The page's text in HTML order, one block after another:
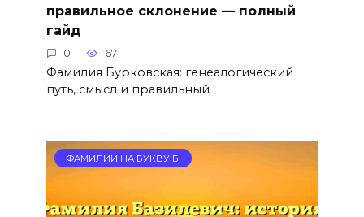
правильное склонение — полный
гайд
0 67
Фамилия Бурковская: генеалогический
путь, смысл и правильный
ФАМИЛИИ НА БУКВУ Б